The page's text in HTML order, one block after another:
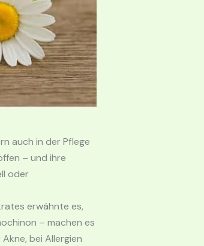
auch in der Pflege
– und ihre
oder
erwähnte es,
– machen es
bei Allergien